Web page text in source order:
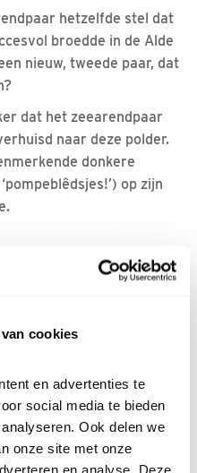
cookies
en advertenties te
social media te bieden
Ook delen we
onze site met onze
en analyse. Deze
hetzelfde stel dat
broedde in de Alde
nieuw, tweede paar, dat
dat het zeearendpaar
naar deze polder.
donkere
op zijn
haviken om het nest voor
in It Fryske Gea’ meer
verder zal vergaan op